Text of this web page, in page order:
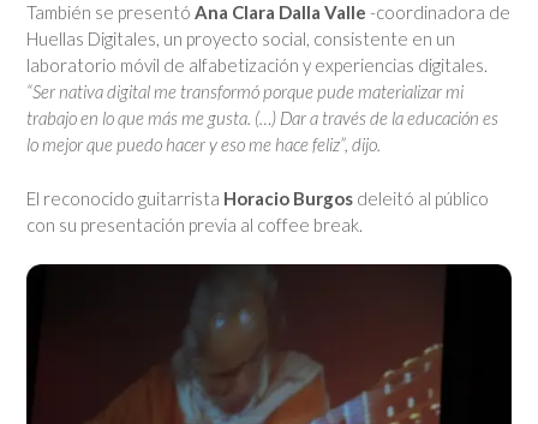
También se presentó Ana Clara Dalla Valle -coordinadora de
Huellas Digitales, un proyecto social, consistente en un
laboratorio móvil de alfabetización y experiencias digitales.
“Ser nativa digital me transformó porque pude materializar mi
trabajo en lo que más me gusta. (…) Dar a través de la educación es
lo mejor que puedo hacer y eso me hace feliz”, dijo.
El reconocido guitarrista Horacio Burgos deleitó al público
con su presentación previa al coffee break.